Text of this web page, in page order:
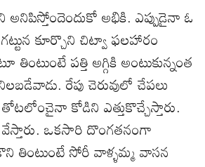
అభికి. ఎప్పుడైనా ఓ
కూర్చొని చిట్వా ఫలహారం
తింటుంటే పత్తి అగ్గికి అంటుకున్నంత
రేపు చెరువులో చేపలు
కోడిని ఎత్తుకొచ్చేస్తారు.
ఒకసారి దొంగతనంగా
తింటుంటే సోరీ వాళ్ళమ్మ వాసన